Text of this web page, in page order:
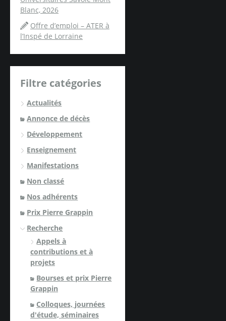
Blanc, 2026
Offre d’emploi – ATER à
l’Inspé de Lorraine
Filtre catégories
Actualités
Annonce de décès
Développement
Enseignement
Manifestations
Non classé
Nos adhérents
Prix Pierre Grappin
Recherche
Appels à
contributions et à
projets
Bourses et prix Pierre
Grappin
Colloques, journées
d'étude, séminaires